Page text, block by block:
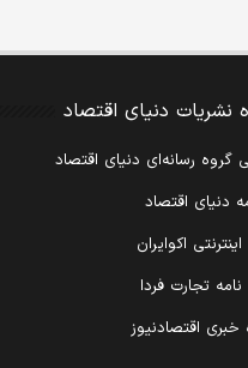
نشریات دنیای اقتصاد
گروه رسانه‌ای دنیای اقتصاد
دنیای اقتصاد
اکوایران
تجارت فردا
خبری اقتصادنیوز